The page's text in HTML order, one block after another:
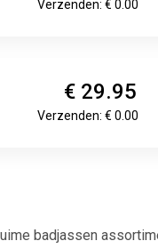
Verzenden: € 0.00
€ 29.95
Verzenden: € 0.00
badjassen